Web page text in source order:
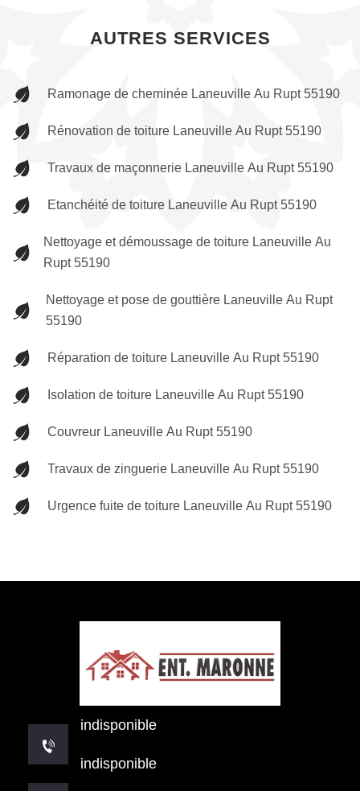
AUTRES SERVICES
Ramonage de cheminée Laneuville Au Rupt 55190
Rénovation de toiture Laneuville Au Rupt 55190
Travaux de maçonnerie Laneuville Au Rupt 55190
Etanchéité de toiture Laneuville Au Rupt 55190
Nettoyage et démoussage de toiture Laneuville Au
Rupt 55190
Nettoyage et pose de gouttière Laneuville Au Rupt
55190
Réparation de toiture Laneuville Au Rupt 55190
Isolation de toiture Laneuville Au Rupt 55190
Couvreur Laneuville Au Rupt 55190
Travaux de zinguerie Laneuville Au Rupt 55190
Urgence fuite de toiture Laneuville Au Rupt 55190
indisponible
indisponible